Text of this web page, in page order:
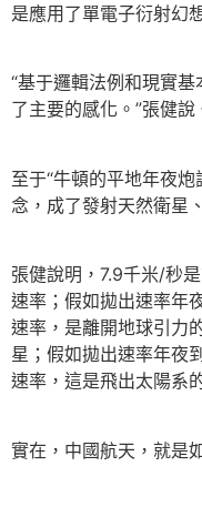
是應用了單電子衍射幻
“基于邏輯法例和現實
了主要的感化。”張健說
至于“牛頓的平地年夜
念，成了發射天然衛星
張健說明，7.9千米/秒
速率；假如拋出速率年
速率，是離開地球引力
星；假如拋出速率年夜
速率，這是飛出太陽系
實在，中國航天，就是